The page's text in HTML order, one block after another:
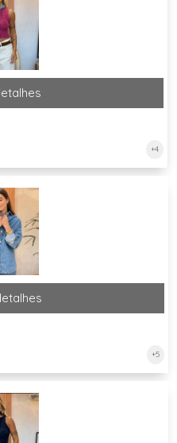
+4
+5